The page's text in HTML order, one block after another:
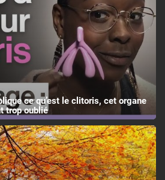
ce qu’est le clitoris, cet organe
trop oublié